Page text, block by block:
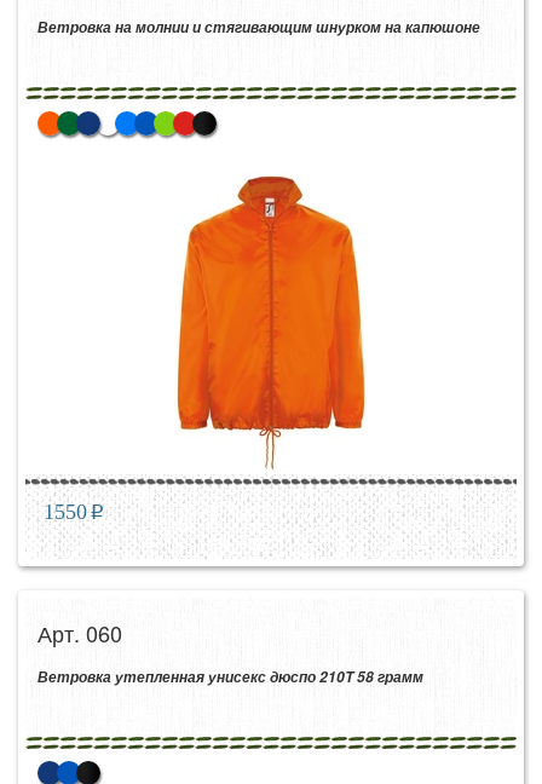
Ветровка на молнии и стягивающим шнурком на капюшоне
1550p
Арт. 060
Ветровка утепленная унисекс дюспо 210T 58 грамм